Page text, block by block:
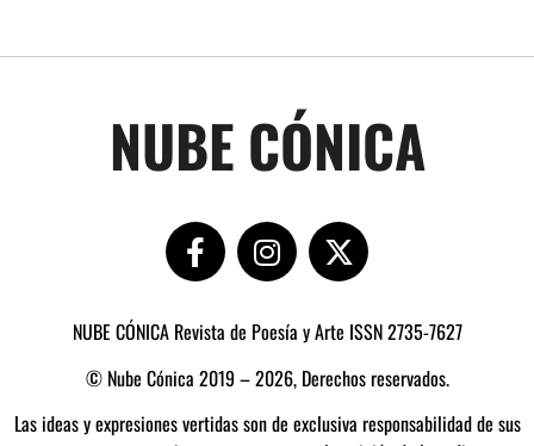
NUBE CÓNICA
NUBE CÓNICA Revista de Poesía y Arte ISSN 2735-7627
© Nube Cónica 2019 – 2026, Derechos reservados.
Las ideas y expresiones vertidas son de exclusiva responsabilidad de sus